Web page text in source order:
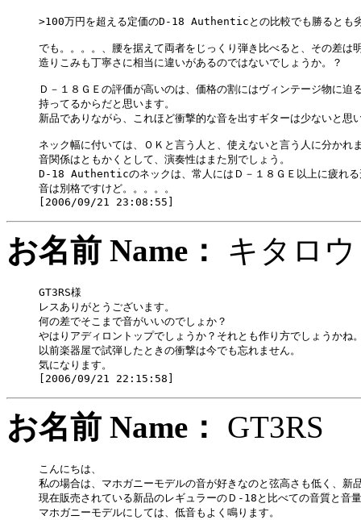
>100万円を超える定価のD-18 Authenticとの比較でも勝るとも
でも。。。。、腰を据えて両者をじっくり弾き比べると、その差は
造りこみも丁寧さに相当に違いがあるのではないでしょうか。？
Ｄ－１８ＧＥの評価が高いのは、価格の割にはヴィンテージ物に迫
持ってるからだと思います。
新品でありながら、これほど衝撃的な音を出すギターは少ないと思
ネック幅に付いては、ＯＫと言う人と、使えないと言う人に分かれ
音関係はともかくとして、演奏性はまた別でしょう。
D-18 Authenticのネックは、常人にはＤ－１８ＧＥ以上に疲れる
音は別格ですけど。。。。。
お名前 Name： キタ
GT3RS様
レスありがとうございます。
何の差でそこまで音がいいのでしょか？
やはりアディロントップでしょうか？それとも作り方でしょうかね
以前楽器屋で試弾したときの衝撃は今でも忘れません。
気になります。
お名前 Name：
こんにちは、
私の場合は、マホガニーモデルの音が好きなのと弦高さも低く、
現在販売されている新品のレギュラーのＤ-18と比べての音質と音
マホガニーモデルにしては、低音もよく鳴ります。